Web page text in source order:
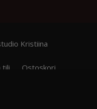
Kristiina
tili
Ostoskori